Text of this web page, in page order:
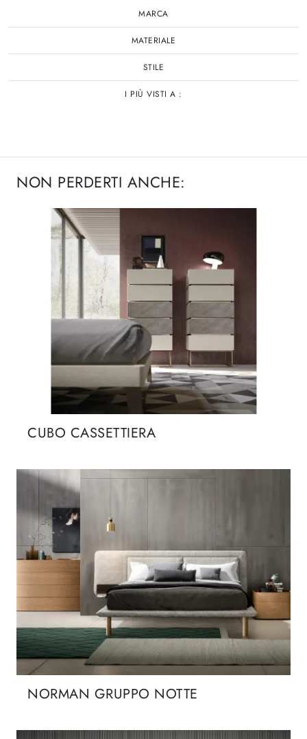
MARCA
MATERIALE
STILE
I PIÙ VISTI A :
NON PERDERTI ANCHE:
CUBO CASSETTIERA
NORMAN GRUPPO NOTTE